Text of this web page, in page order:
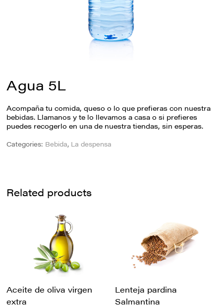
Agua 5L
Acompaña tu comida, queso o lo que prefieras con nuestra
bebidas. Llamanos y te lo llevamos a casa o si prefieres
puedes recogerlo en una de nuestra tiendas, sin esperas.
Categories: Bebida, La despensa
Related products
Aceite de oliva virgen
extra
Lenteja pardina
Salmantina